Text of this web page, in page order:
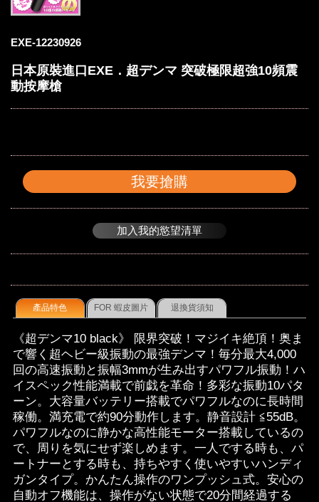
EXE-12230926
日本原裝進口EXE．超デンマ 突破極限超強10頻震
動按摩槍
我要搶購
加入我的慾望清單
產品特色 FOR 蝦皮圖片 退換貨須知
《超デンマ10 black》 限界突破！マジイキ絶頂！奥ま
で響く超ヘビー級振動の最強デンマ！毎分最大4,000
回の高速振動と振幅3mmが生み出すパワフル振動！ハ
イスペック性能満載で前戯を革命！多彩な振動10パタ
ーン。大容量バッテリー搭載でパワフルなのに長時間
稼働。満充電で約90分動作します。静音設計 ≦55dB。
パワフルなのに静かな高性能モーター搭載しているの
で、周りを気にせず楽しめます。一人でする時も、パ
ートナーとする時も、持ちやすく使いやすいハンディ
ガンタイプ。かんたん操作のワンプッシュ式。安心の
自動オフ機能は、操作がない状態で20分間経過する